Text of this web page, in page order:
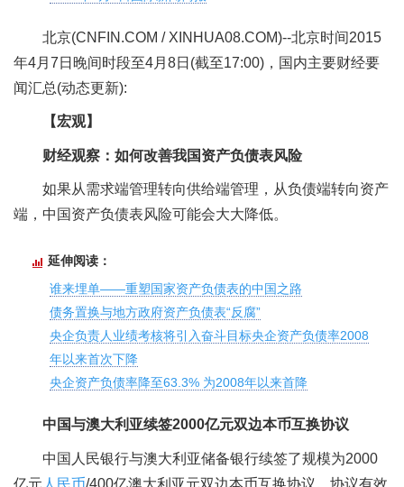
北京(CNFIN.COM / XINHUA08.COM)--北京时间2015
年4月7日晚间时段至4月8日(截至17:00)，国内主要财经要
闻汇总(动态更新):
【宏观】
财经观察：如何改善我国资产负债表风险
如果从需求端管理转向供给端管理，从负债端转向资产
端，中国资产负债表风险可能会大大降低。
延伸阅读：
谁来埋单——重塑国家资产负债表的中国之路
债务置换与地方政府资产负债表“反腐”
央企负责人业绩考核将引入奋斗目标央企资产负债率2008
年以来首次下降
央企资产负债率降至63.3% 为2008年以来首降
中国与澳大利亚续签2000亿元双边本币互换协议
中国人民银行与澳大利亚储备银行续签了规模为2000
亿元 人民币/400亿澳大利亚元双边本币互换协议。协议有效